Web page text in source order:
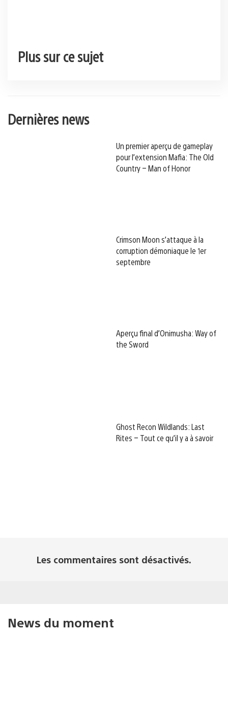
Plus sur ce sujet
Dernières news
Un premier aperçu de gameplay
pour l’extension Mafia: The Old
Country – Man of Honor
Crimson Moon s’attaque à la
corruption démoniaque le 1er
septembre
Aperçu final d’Onimusha: Way of
the Sword
Ghost Recon Wildlands: Last
Rites – Tout ce qu’il y a à savoir
Les commentaires sont désactivés.
News du moment